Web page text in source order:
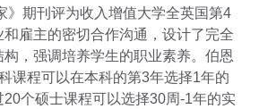
》期刊评为收入增值大学全英国第4
雇主的密切合作沟通，设计了完全
，强调培养学生的职业素养。伯恩
课程可以在本科的第3年选择1年的
个硕士课程可以选择30周-1年的实